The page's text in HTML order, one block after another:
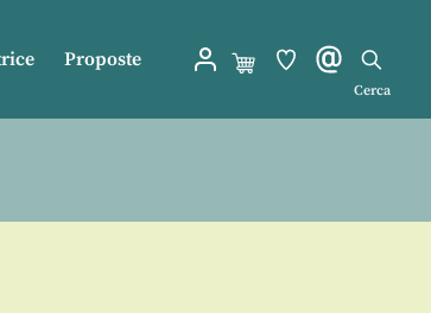
Proposte
Cerca